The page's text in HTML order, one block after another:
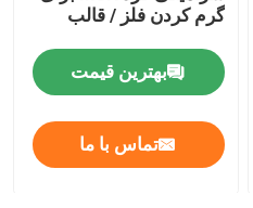
گرم کردن فلز / قالب
بهترین قیمت
تماس با ما